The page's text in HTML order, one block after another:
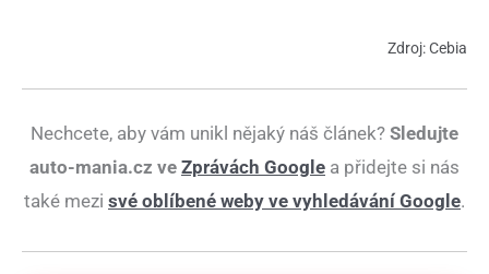
Zdroj: Cebia
Nechcete, aby vám unikl nějaký náš článek? Sledujte
auto-mania.cz ve Zprávách Google a přidejte si nás
také mezi své oblíbené weby ve vyhledávání Google.